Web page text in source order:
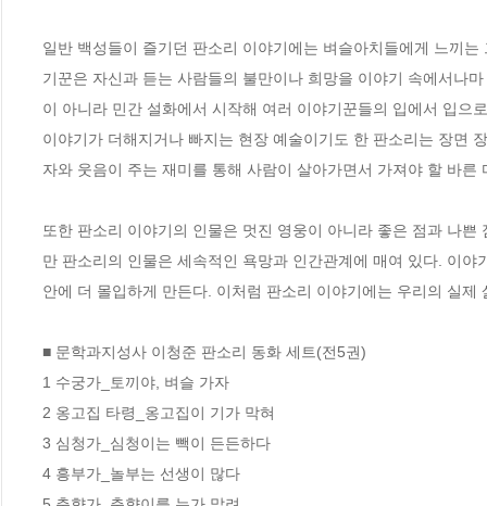
일반 백성들이 즐기던 판소리 이야기에는 벼슬아치들에게 느끼
기꾼은 자신과 듣는 사람들의 불만이나 희망을 이야기 속에서나
이 아니라 민간 설화에서 시작해 여러 이야기꾼들의 입에서 입으
이야기가 더해지거나 빠지는 현장 예술이기도 한 판소리는 장면
자와 웃음이 주는 재미를 통해 사람이 살아가면서 가져야 할 바른
또한 판소리 이야기의 인물은 멋진 영웅이 아니라 좋은 점과 나
만 판소리의 인물은 세속적인 욕망과 인간관계에 매여 있다. 이
안에 더 몰입하게 만든다. 이처럼 판소리 이야기에는 우리의 실제
■ 문학과지성사 이청준 판소리 동화 세트(전5권)
1 수궁가_토끼야, 벼슬 가자
2 옹고집 타령_옹고집이 기가 막혀
3 심청가_심청이는 빽이 든든하다
4 흥부가_놀부는 선생이 많다